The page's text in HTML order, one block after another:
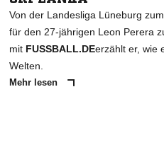
Von der Landesliga Lüneburg
für den 27-jährigen Leon Perera
mit FUSSBALL.DEerzählt er, wie
Welten.
Mehr lesen